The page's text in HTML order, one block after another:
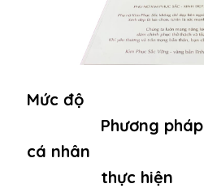
Mức độ
cá nhân
Phương pháp
thực hiện